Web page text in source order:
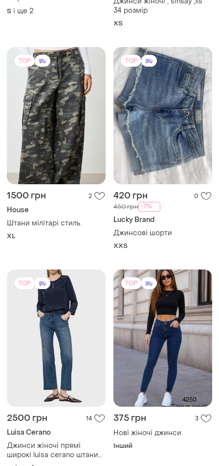
TOP
1500 грн
House
Штани мілітарі стиль
XL
TOP
420 грн 0
450 грн -7%
Lucky Brand
Джинсові шорти
XХS
TOP
2500 грн
Luisa Cerano
Джинси жіночі прямі
широкі luisa cerano штани
джинсові вкорочені
преміум бренд 28 / m 29 /
m
TOP
3
Нові жіночі джинси
TOP TOP